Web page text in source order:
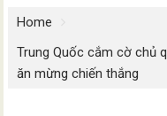
Home
Trung Quốc cắm cờ chủ
ăn mừng chiến thắng